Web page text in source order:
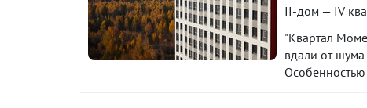
II-дом — IV
"Квартал
вдали от